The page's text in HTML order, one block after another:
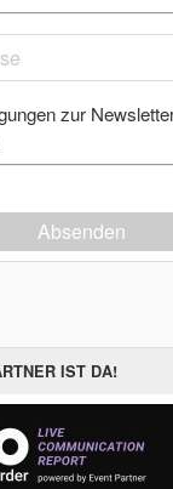
zur
Absenden
IST DA!